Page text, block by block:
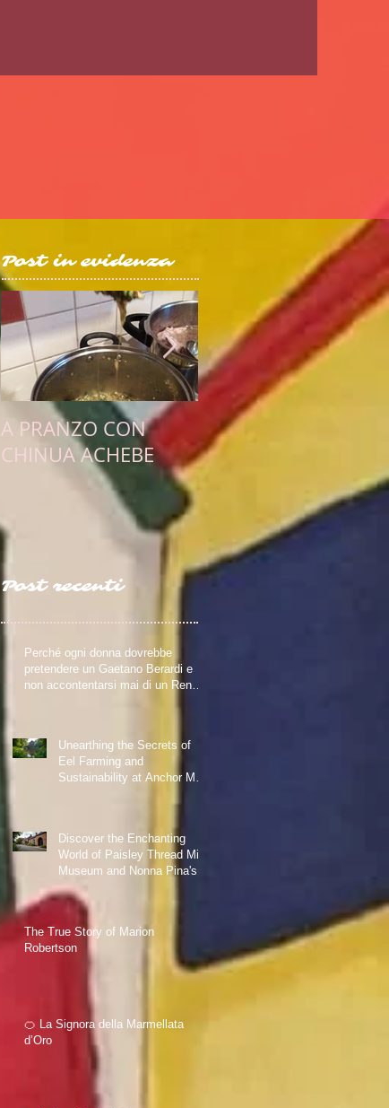
Post in evidenza
A PRANZO CON
CHINUA ACHEBE
PULCINELLA E
L'OBIETTIVO
ESISTENZIALE DI
SCRITTRICE
Post recenti
Perché ogni donna dovrebbe
pretendere un Gaetano Berardi e
non accontentarsi mai di un Renzo
Unearthing the Secrets of
Eel Farming and
Sustainability at Anchor Mill
Discover the Enchanting
World of Paisley Thread Mill
Museum and Nonna Pina's
Love for Sewing
The True Story of Marion
Robertson
🍊 La Signora della Marmellata
d’Oro